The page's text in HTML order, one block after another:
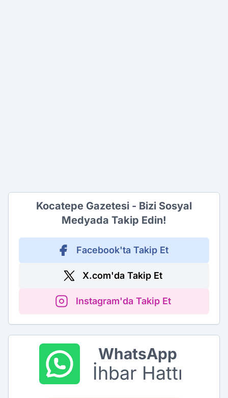
Kocatepe Gazetesi - Bizi Sosyal
Medyada Takip Edin!
Facebook'ta Takip Et
X.com'da Takip Et
Instagram'da Takip Et
WhatsApp
İhbar Hattı